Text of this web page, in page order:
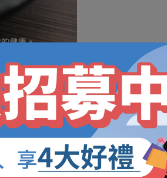
穿了厚厚的🥼防護衣🥼一樣，可以保護
高的意思。
沒有經過包覆的益生菌到達胃部就會